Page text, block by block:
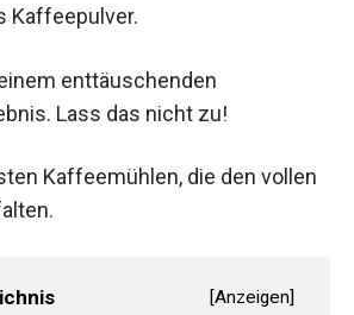
Kaffeepulver.
enttäuschenden
Lass das nicht zu!
Kaffeemühlen, die den vollen
[Anzeigen]